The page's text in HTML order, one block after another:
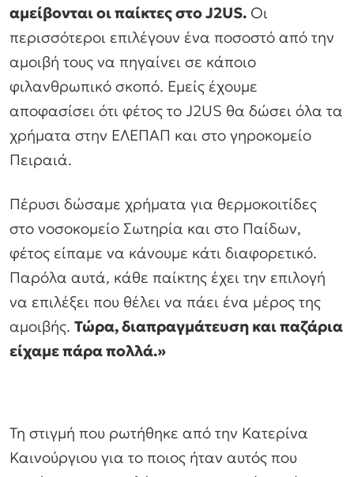
αμείβονται οι παίκτες στο J2US. Οι
περισσότεροι επιλέγουν ένα ποσοστό από την
αμοιβή τους να πηγαίνει σε κάποιο
φιλανθρωπικό σκοπό. Εμείς έχουμε
αποφασίσει ότι φέτος το J2US θα δώσει όλα τα
χρήματα στην ΕΛΕΠΑΠ και στο γηροκομείο
Πειραιά.
Πέρυσι δώσαμε χρήματα για θερμοκοιτίδες
στο νοσοκομείο Σωτηρία και στο Παίδων,
φέτος είπαμε να κάνουμε κάτι διαφορετικό.
Παρόλα αυτά, κάθε παίκτης έχει την επιλογή
να επιλέξει που θέλει να πάει ένα μέρος της
αμοιβής. Τώρα, διαπραγμάτευση και παζάρια
είχαμε πάρα πολλά.»
Τη στιγμή που ρωτήθηκε από την Κατερίνα
Καινούργιου για το ποιος ήταν αυτός που